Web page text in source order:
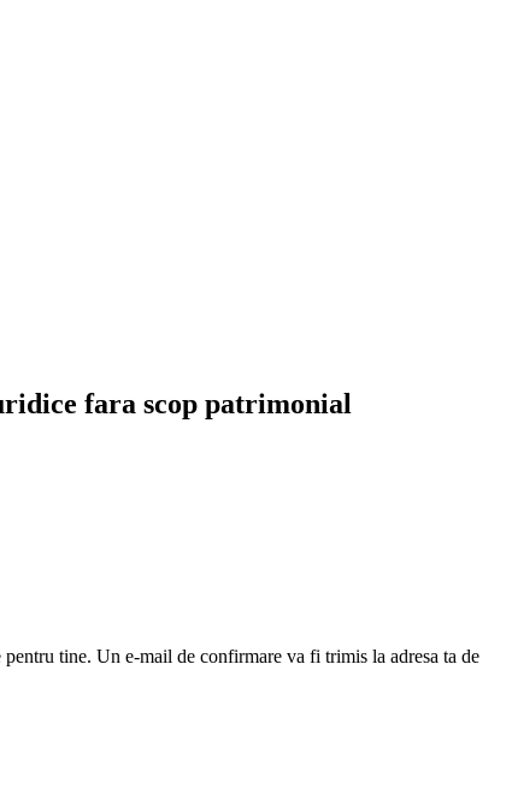
fara scop patrimonial
tine. Un e-mail de confirmare va fi trimis la adresa ta de